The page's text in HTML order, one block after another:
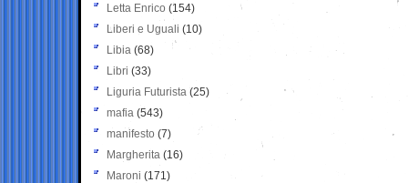
Letta Enrico (154)
Liberi e Uguali (10)
Libia (68)
Libri (33)
Liguria Futurista (25)
mafia (543)
manifesto (7)
Margherita (16)
Maroni (171)